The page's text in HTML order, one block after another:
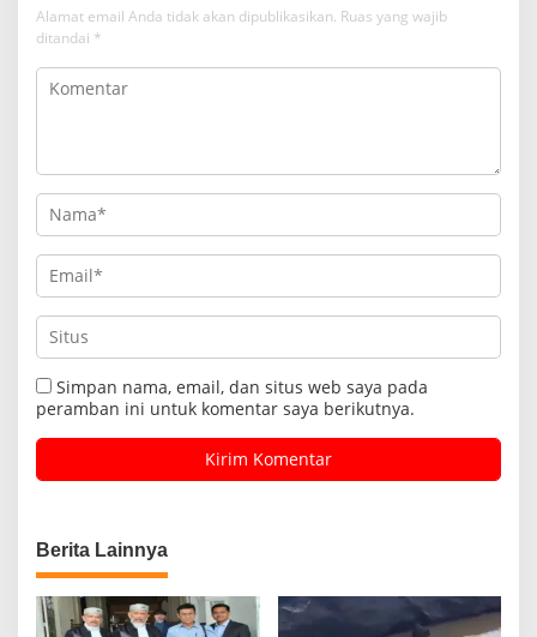
Alamat email Anda tidak akan dipublikasikan. Ruas yang wajib
ditandai *
Simpan nama, email, dan situs web saya pada
peramban ini untuk komentar saya berikutnya.
Berita Lainnya